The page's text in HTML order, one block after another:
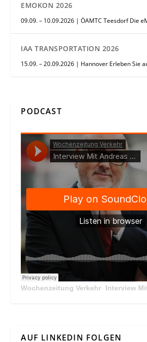
EMOKON 2026
09.09. – 10.09.2026 | ÖAMTC Teesdorf Die
IAA TRANSPORTATION 2026
15.09. – 20.09.2026 | Hannover Erleben Sie
PODCAST
Wochenzeitung Verkehr · Interview Mit Andreas
AUF LINKEDIN FOLGEN